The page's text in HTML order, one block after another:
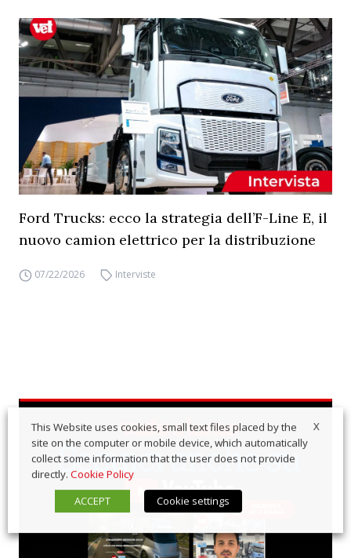
Ford Trucks: ecco la strategia dell’F-Line E, il
nuovo camion elettrico per la distribuzione
07/22/2026 Interviste
X
This Website uses cookies, small text files placed by the
site on the computer or mobile device, which automatically
collect some information that the user does not provide
directly. Cookie Policy
ACCEPT
Cookie settings